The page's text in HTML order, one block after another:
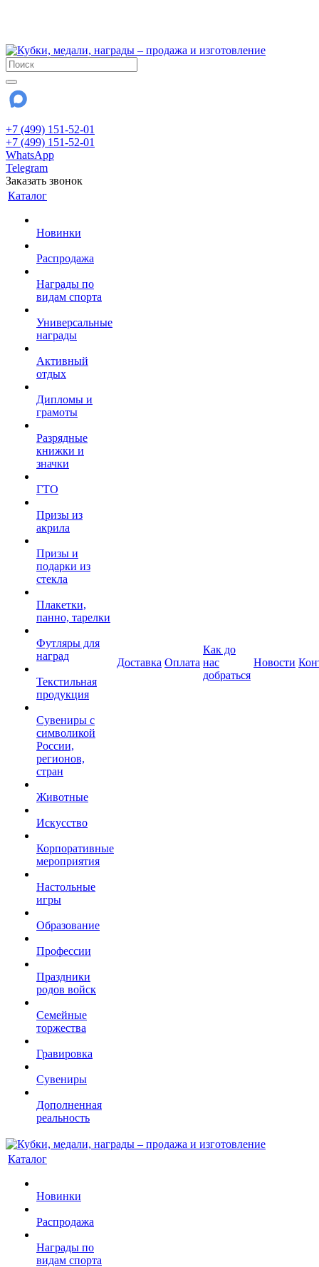
+7 (499) 151-52-01
+7 (499) 151-52-01
WhatsApp
Telegram
Заказать звонок
Каталог
Новинки
Распродажа
Награды по
видам спорта
Универсальные
награды
Активный
отдых
Дипломы и
грамоты
Разрядные
книжки и
значки
ГТО
Призы из
акрила
Призы и
подарки из
стекла
Плакетки,
панно, тарелки
Футляры для
наград
Текстильная
продукция
Сувениры с
символикой
России,
регионов,
стран
Животные
Искусство
Корпоративные
мероприятия
Настольные
игры
Образование
Профессии
Праздники
родов войск
Семейные
торжества
Гравировка
Сувениры
Дополненная
реальность
Доставка Оплата
Как до
нас
добраться
Новости
Каталог
Новинки
Распродажа
Награды по
видам спорта